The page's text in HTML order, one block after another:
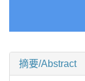
摘要/Abstract